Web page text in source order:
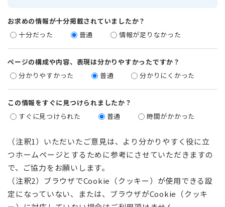
お求めの情報が十分掲載されていましたか？
十分だった
普通 情報が足りなかった
ページの構成や内容、表現は分かりやすかったですか？
分かりやすかった
普通 分かりにくかった
この情報をすぐに見つけられましたか？
すぐに見つけられた
普通 時間がかかった
（注釈1）いただいたご意見は、より分かりやすく役に立
つホームページとするために参考にさせていただきますの
で、ご協力をお願いします。
（注釈2）ブラウザでCookie（クッキー）が使用できる設
定になっていない、または、ブラウザがCookie（クッキ